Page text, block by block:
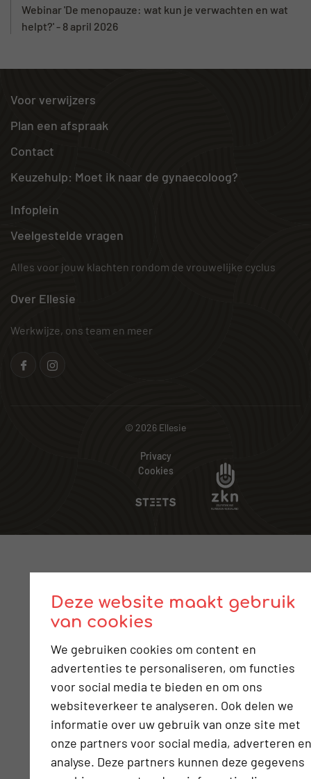
Deze website maakt gebruik
van cookies
We gebruiken cookies om content en
advertenties te personaliseren, om functies
voor social media te bieden en om ons
websiteverkeer te analyseren. Ook delen we
informatie over uw gebruik van onze site met
onze partners voor social media, adverteren en
analyse. Deze partners kunnen deze gegevens
Webinar 'De menopauze: wat kun je verwachten en wat
helpt?' - 8 april 2026
Voor verwijzers
Plan een afspraak
Contact
Keuzehulp: Moet ik naar de gynaecoloog?
Infoplein
Veelgestelde vragen
Alles voor jouw klachten rondom de vrouwelijke cyclus
Over Ellesie
Werkwijze, ons team en meer
© 2026 Ellesie
Privacy
Cookies